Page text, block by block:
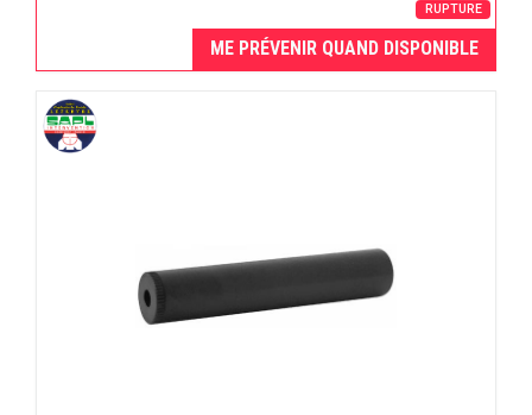
RUPTURE
ME PRÉVENIR QUAND DISPONIBLE